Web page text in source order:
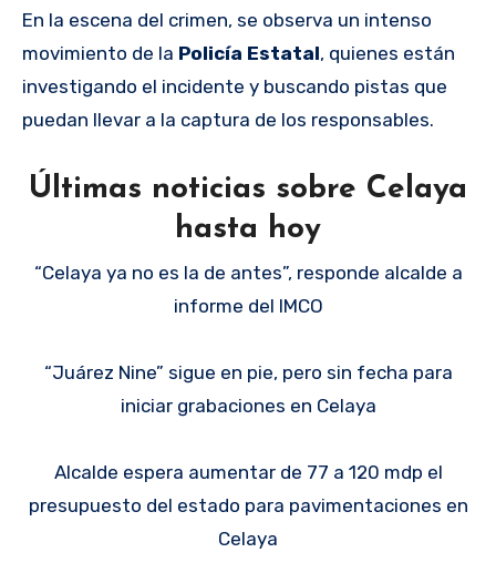
En la escena del crimen, se observa un intenso
movimiento de la Policía Estatal, quienes están
investigando el incidente y buscando pistas que
puedan llevar a la captura de los responsables.
Últimas noticias sobre Celaya
hasta hoy
“Celaya ya no es la de antes”, responde alcalde a
informe del IMCO
“Juárez Nine” sigue en pie, pero sin fecha para
iniciar grabaciones en Celaya
Alcalde espera aumentar de 77 a 120 mdp el
presupuesto del estado para pavimentaciones en
Celaya